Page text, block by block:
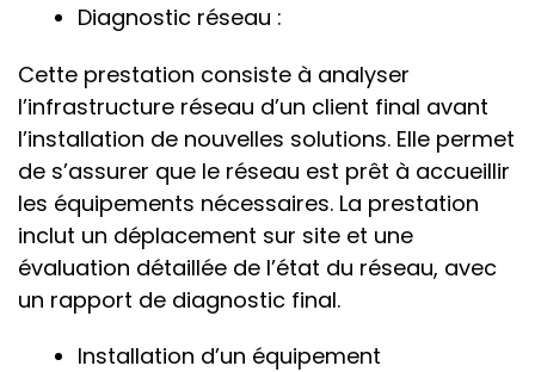
Diagnostic réseau :
Cette prestation consiste à analyser
l’infrastructure réseau d’un client final avant
l’installation de nouvelles solutions. Elle permet
de s’assurer que le réseau est prêt à accueillir
les équipements nécessaires. La prestation
inclut un déplacement sur site et une
évaluation détaillée de l’état du réseau, avec
un rapport de diagnostic final.
Installation d’un équipement